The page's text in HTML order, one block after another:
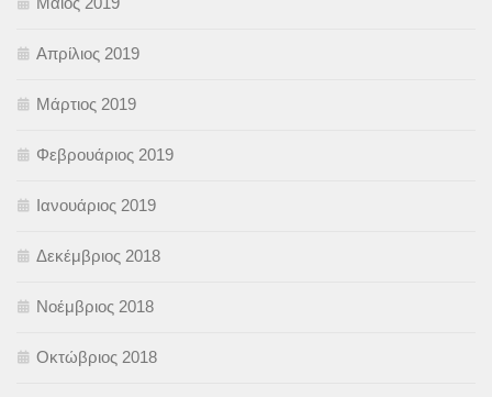
Απρίλιος 2019
Μάρτιος 2019
Φεβρουάριος 2019
Ιανουάριος 2019
Δεκέμβριος 2018
Νοέμβριος 2018
Οκτώβριος 2018